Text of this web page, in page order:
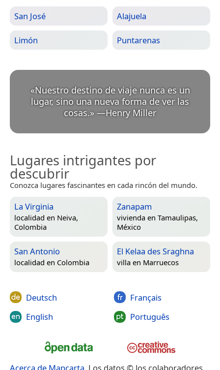
San José Alajuela
Limón Puntarenas
«Nuestro destino de viaje nunca es un
lugar, sino una nueva forma de ver las
cosas.» —Henry Miller
Lugares intrigantes por
descubrir
Conozca lugares fascinantes en cada rincón del mundo.
La Virginia
localidad en Neiva,
Colombia
Zanapam
vivienda en Tamaulipas,
México
San Antonio
localidad en Colombia
El Kelaa des Sraghna
villa en Marruecos
Deutsch
English
Français
Português
Acerca de Mapcarta . Los datos © los colaboradores